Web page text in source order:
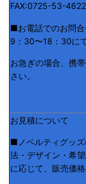
FAX:0725-53-4622
■お電話でのお問
9：30〜18：30に
お急ぎの場合、携
さい。
お見積について
■ノベルティグッ
法・デザイン・希
に応じて、販売価